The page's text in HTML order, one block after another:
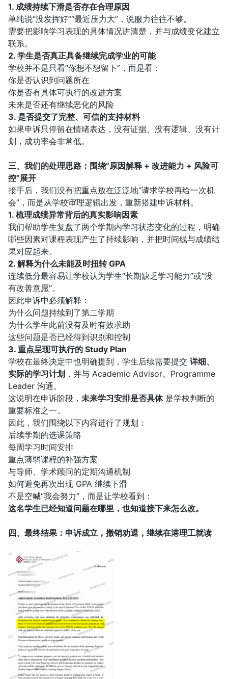
1. 成绩持续下滑是否存在合理原因
单纯说“没发挥好”“最近压力大”，说服力往往不够。
需要把影响学习表现的具体情况讲清楚，并与成绩变化建立
联系。
2. 学生是否真正具备继续完成学业的可能
学校并不是只看“你想不想留下”，而是看：
你是否认识到问题所在
你是否有具体可执行的改进方案
未来是否还有继续恶化的风险
3. 是否提交了完整、可信的支持材料
如果申诉只停留在情绪表达，没有证据、没有逻辑、没有计
划，成功率会非常低。
三、我们的处理思路：围绕“原因解释 + 改进能力 + 风险可
控”展开
接手后，我们没有把重点放在泛泛地“请求学校再给一次机
会”，而是从学校审理逻辑出发，重新搭建申诉材料。
1. 梳理成绩异常背后的真实影响因素
我们帮助学生复盘了两个学期内学习状态变化的过程，明确
哪些因素对课程表现产生了持续影响，并把时间线与成绩结
果对应起来。
2. 解释为什么未能及时扭转 GPA
连续低分最容易让学校认为学生“长期缺乏学习能力”或“没
有改善意愿”。
因此申诉中必须解释：
为什么问题持续到了第二学期
为什么学生此前没有及时有效求助
这些问题是否已经得到识别和控制
3. 重点呈现可执行的 Study Plan
学校在最终决定中也明确提到，学生后续需要提交 详细、
实际的学习计划 ，并与 Academic Advisor、Programme
Leader 沟通。
这说明在申诉阶段， 未来学习安排是否具体是学校判断的
重要标准之一。
因此，我们围绕以下内容进行了规划：
后续学期的选课策略
每周学习时间安排
重点薄弱课程的补强方案
与导师、学术顾问的定期沟通机制
如何避免再次出现 GPA 继续下滑
不是空喊“我会努力”，而是让学校看到：
这名学生已经知道问题在哪里，也知道接下来怎么改。
四、最终结果：申诉成立，撤销劝退，继续在港理工就读